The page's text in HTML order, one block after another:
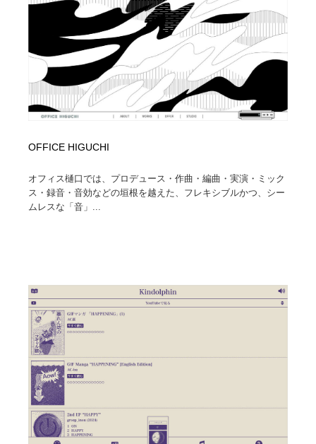
OFFICE HIGUCHI
オフィス樋口では、プロデュース・作曲・編曲・実演・ミック
ス・録音・音効などの垣根を越えた、フレキシブルかつ、シー
ムレスな「音」...